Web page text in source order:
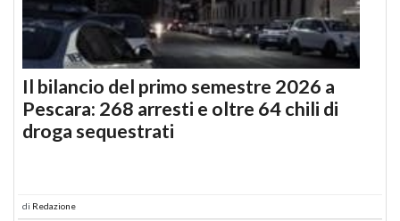
Il bilancio del primo semestre 2026 a
Pescara: 268 arresti e oltre 64 chili di
droga sequestrati
di Redazione